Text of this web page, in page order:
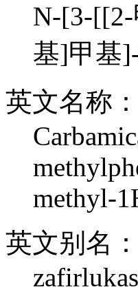
N-[3-
基]甲基
英文名称：
methyl-
英文别名：